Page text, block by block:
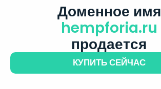
Доменное имя
hempforia.ru
продается
КУПИТЬ СЕЙЧАС